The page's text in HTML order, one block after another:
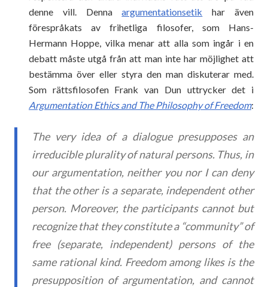
denne vill. Dennaargumentationsetik har även
förespråkats av frihetliga filosofer, som Hans-
Hermann Hoppe, vilka menar att alla som ingår i en
debatt måste utgå från att man inte har möjlighet att
bestämma över eller styra den man diskuterar med.
Som rättsfilosofen Frank van Dun uttrycker det i
Argumentation Ethics and The Philosophy of Freedom:
The very idea of a dialogue presupposes an
irreducible plurality of natural persons. Thus, in
our argumentation, neither you nor I can deny
that the other is a separate, independent other
person. Moreover, the participants cannot but
recognize that they constitute a “community” of
free (separate, independent) persons of the
same rational kind. Freedom among likes is the
presupposition of argumentation, and cannot